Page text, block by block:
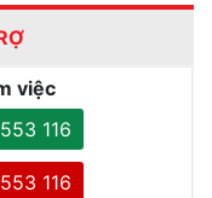
việc
116
116